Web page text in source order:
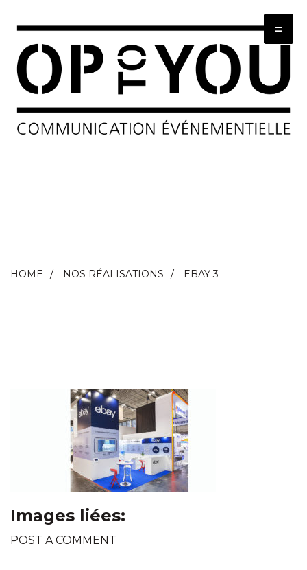
=
HOME NOS RÉALISATIONS EBAY 3
Images liées:
POST A COMMENT